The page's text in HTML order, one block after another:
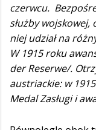
czerwcu.
służby
niej udział na
W 1915 roku
der Reserwe/.
austriackie: w
Medal Zasługi i